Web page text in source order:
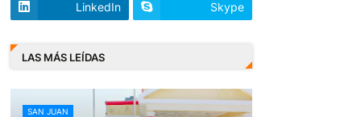
LinkedIn Skype
LAS MÁS LEÍDAS
SAN JUAN